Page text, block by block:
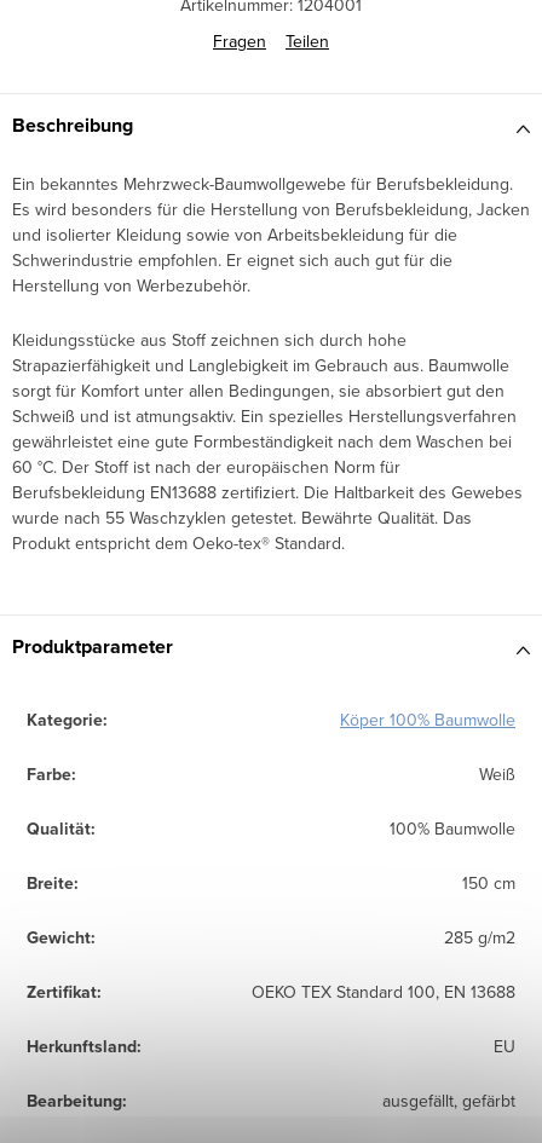
Artikelnummer: 1204001
Fragen
Teilen
Beschreibung
Ein bekanntes Mehrzweck-Baumwollgewebe für Berufsbekleidung.
Es wird besonders für die Herstellung von Berufsbekleidung, Jacken
und isolierter Kleidung sowie von Arbeitsbekleidung für die
Schwerindustrie empfohlen. Er eignet sich auch gut für die
Herstellung von Werbezubehör.
Kleidungsstücke aus Stoff zeichnen sich durch hohe
Strapazierfähigkeit und Langlebigkeit im Gebrauch aus. Baumwolle
sorgt für Komfort unter allen Bedingungen, sie absorbiert gut den
Schweiß und ist atmungsaktiv. Ein spezielles Herstellungsverfahren
gewährleistet eine gute Formbeständigkeit nach dem Waschen bei
60 °C. Der Stoff ist nach der europäischen Norm für
Berufsbekleidung EN13688 zertifiziert. Die Haltbarkeit des Gewebes
wurde nach 55 Waschzyklen getestet. Bewährte Qualität. Das
Produkt entspricht dem Oeko-tex® Standard.
Produktparameter
Kategorie: Köper 100% Baumwolle
Farbe: Weiß
Qualität: 100% Baumwolle
Breite: 150 cm
Gewicht: 285 g/m2
Zertifikat: OEKO TEX Standard 100, EN 13688
Herkunftsland: EU
Bearbeitung: ausgefällt, gefärbt